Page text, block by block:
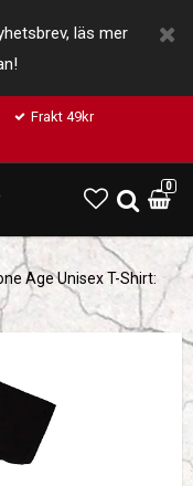
läs mer
Frakt 49kr
0
Age Unisex T-Shirt: